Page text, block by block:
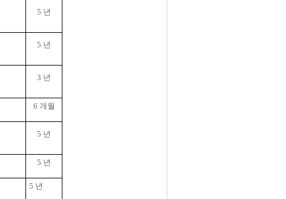
5 년
5 년
3 년
6 개월
5 년
5 년
5 년